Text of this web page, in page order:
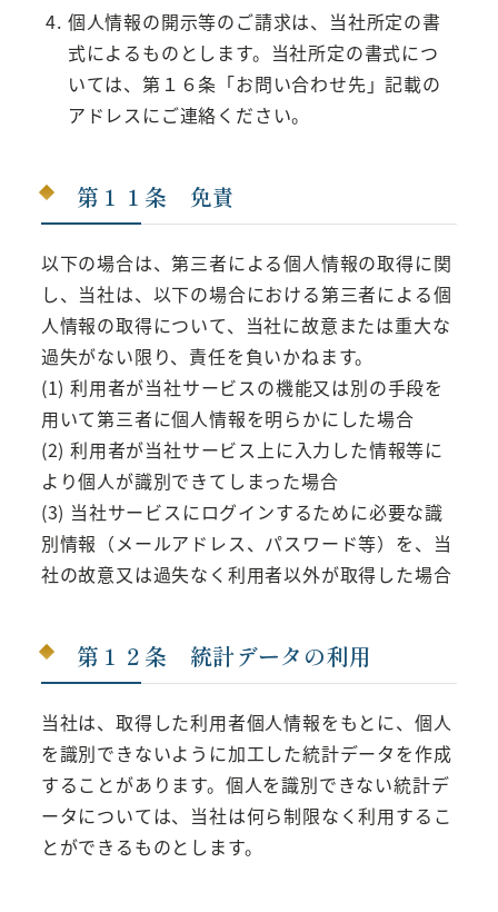
個人情報の開示等のご請求は、当社所定の書
式によるものとします。当社所定の書式につ
いては、第１６条「お問い合わせ先」記載の
アドレスにご連絡ください。
第１１条 免責
以下の場合は、第三者による個人情報の取得に関
し、当社は、以下の場合における第三者による個
人情報の取得について、当社に故意または重大な
過失がない限り、責任を負いかねます。
(1) 利用者が当社サービスの機能又は別の手段を
用いて第三者に個人情報を明らかにした場合
(2) 利用者が当社サービス上に入力した情報等に
より個人が識別できてしまった場合
(3) 当社サービスにログインするために必要な識
別情報（メールアドレス、パスワード等）を、当
社の故意又は過失なく利用者以外が取得した場合
第１２条 統計データの利用
当社は、取得した利用者個人情報をもとに、個人
を識別できないように加工した統計データを作成
することがあります。個人を識別できない統計デ
ータについては、当社は何ら制限なく利用するこ
とができるものとします。